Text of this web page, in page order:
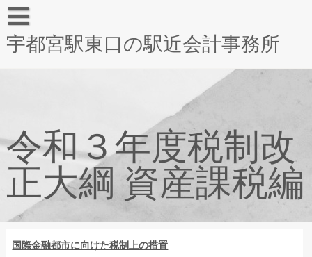
宇都宮駅東口の駅近会計事務所
令和３年度税制改
正大綱 資産課税編
国際金融都市に向けた税制上の措置